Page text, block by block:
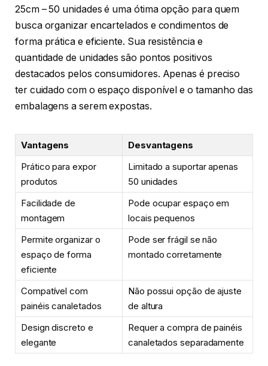
25cm – 50 unidades é uma ótima opção para quem
busca organizar encartelados e condimentos de
forma prática e eficiente. Sua resistência e
quantidade de unidades são pontos positivos
destacados pelos consumidores. Apenas é preciso
ter cuidado com o espaço disponível e o tamanho das
embalagens a serem expostas.
Vantagens
Desvantagens
Prático para expor
produtos
Limitado a suportar apenas
50 unidades
Facilidade de
montagem
Pode ocupar espaço em
locais pequenos
Permite organizar o
espaço de forma
eficiente
Pode ser frágil se não
montado corretamente
Compatível com
painéis canaletados
Não possui opção de ajuste
de altura
Design discreto e
elegante
Requer a compra de painéis
canaletados separadamente